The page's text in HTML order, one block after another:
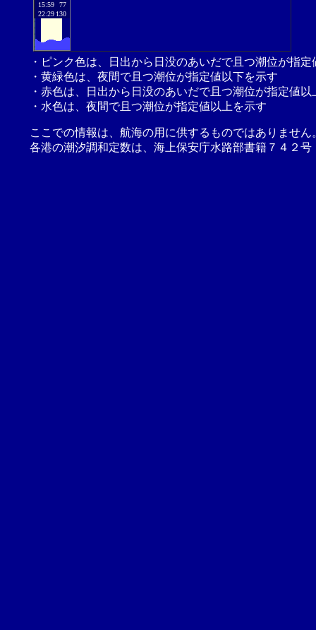
15:59
77
22:29 130
・ピンク色は、日出から日没のあいだで且つ潮位が指
・黄緑色は、夜間で且つ潮位が指定値以下を示す
・赤色は、日出から日没のあいだで且つ潮位が指定値以
・水色は、夜間で且つ潮位が指定値以上を示す
ここでの情報は、航海の用に供するものではありませ
各港の潮汐調和定数は、海上保安庁水路部書籍７４２